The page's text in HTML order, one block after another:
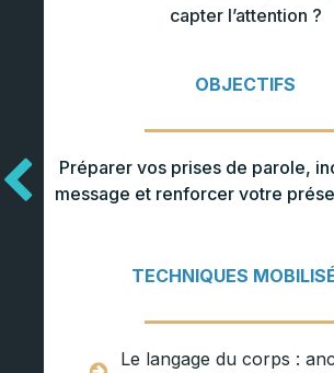
capter l’attention ?
OBJECTIFS
Préparer vos prises de parole,
message et renforcer votre
TECHNIQUES
Le langage du corps :